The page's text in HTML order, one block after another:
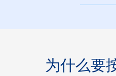
为什么要